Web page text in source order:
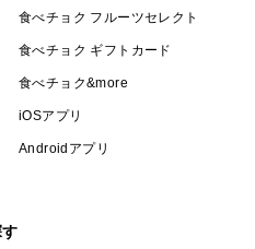
食べチョク フルーツセレクト
食べチョク ギフトカード
食べチョク&more
iOSアプリ
Androidアプリ